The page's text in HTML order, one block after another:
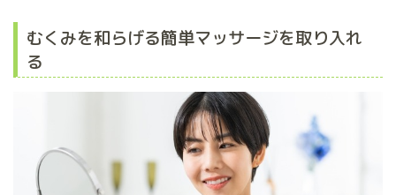
むくみを和らげる簡単マッサージを取り入れ
る